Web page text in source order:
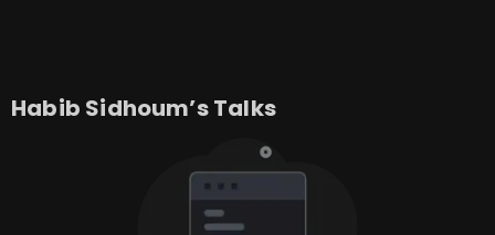
Habib Sidhoum’s Talks